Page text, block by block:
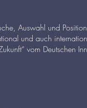
Auswahl und
und auch
vom Deutschen